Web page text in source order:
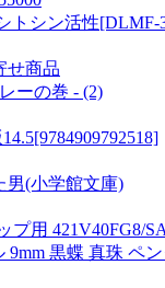
トシン活性[DLMF-
せ商品
ーの巻 - (2)
男(小学館文庫)
プ用 421V40FG8/
黒蝶 真珠 ペ